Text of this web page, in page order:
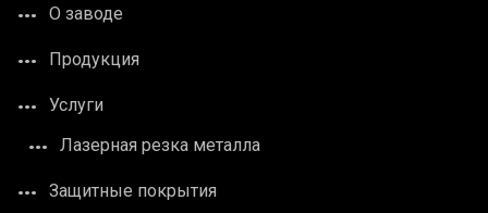
О заводе
Продукция
Услуги
Лазерная резка металла
Защитные покрытия